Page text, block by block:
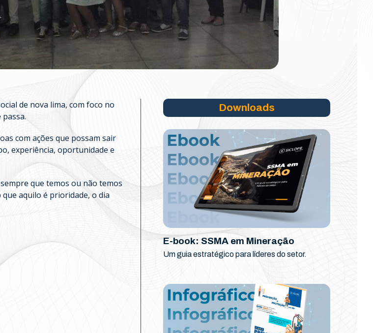
de nova lima, com foco no
com ações que possam sair
experiência, oportunidade e
que temos ou não temos
aquilo é prioridade, o dia
Downloads
E-book: SSMA em Mineração
Um guia estratégico para líderes do setor.